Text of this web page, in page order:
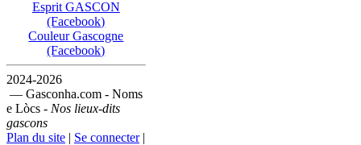
Esprit GASCON
(Facebook)
Couleur Gascogne
(Facebook)
2024-2026
— Gasconha.com - Noms
e Lòcs - Nos lieux-dits
gascons
Plan du site | Se connecter|